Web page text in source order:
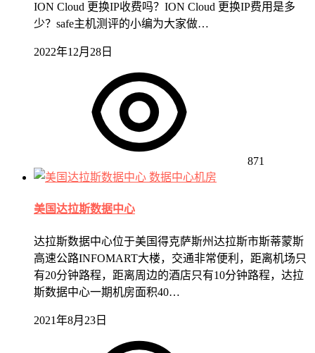
ION Cloud 更换IP收费吗？ION Cloud 更换IP费用是多
少？safe主机测评的小编为大家做…
2022年12月28日
871
数据中心机房
美国达拉斯数据中心
达拉斯数据中心位于美国得克萨斯州达拉斯市斯蒂蒙斯
高速公路INFOMART大楼，交通非常便利，距离机场只
有20分钟路程，距离周边的酒店只有10分钟路程，达拉
斯数据中心一期机房面积40…
2021年8月23日